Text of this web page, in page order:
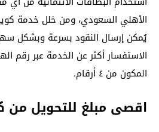
الأهلي السعودي، ومن خلل خدمة
يُمكن إرسال النقود بسرعة وبشكل
الاستفسار أكثر عن الخدمة عبر رقم
المكون من ٤ أرقام.
اقصى مبلغ للتحويل من